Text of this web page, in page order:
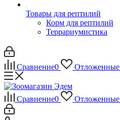
Товары для рептилий
Корм для рептилий
Террариумистика
Сравнение0 Отложенные
Сравнение0 Отложенные